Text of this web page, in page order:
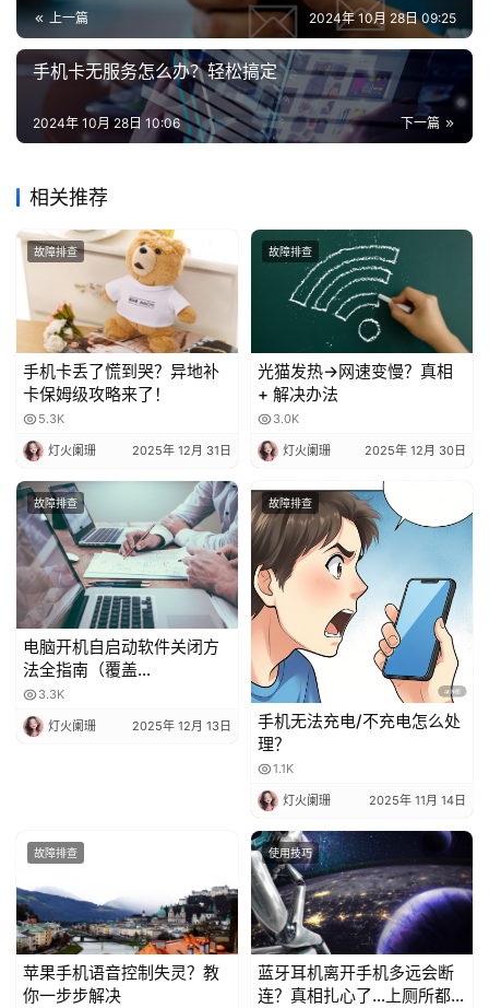
上一篇 2024年 10月 28日 09:25
手机卡无服务怎么办？轻松搞定
下一篇
2024年 10月 28日 10:06
相关推荐
故障排查
手机卡丢了慌到哭？异地补
卡保姆级攻略来了！
5.3K
灯火阑珊 2025年 12月 31日
故障排查
光猫发热→网速变慢？真相
+ 解决办法
3.0K
灯火阑珊 2025年 12月 30日
故障排查
电脑开机自启动软件关闭方
法全指南（覆盖
Windows/macOS，含系统
自带 + 第三方工具）
3.3K
灯火阑珊 2025年 12月 13日
故障排查
手机无法充电/不充电怎么处
理？
1.1K
灯火阑珊 2025年 11月 14日
故障排查
苹果手机语音控制失灵？教
你一步步解决
使用技巧
蓝牙耳机离开手机多远会断
连？真相扎心了…上厕所都